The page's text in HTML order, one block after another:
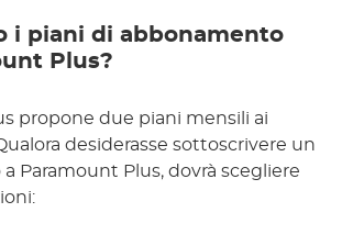
i piani di abbonamento
Plus?
propone due piani mensili ai
desiderasse sottoscrivere un
Paramount Plus, dovrà scegliere